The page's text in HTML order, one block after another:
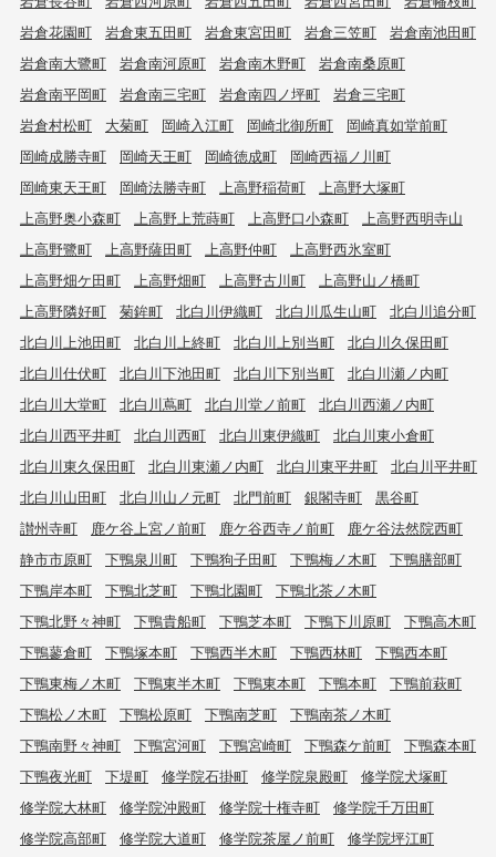
岩倉花園町
岩倉東五田町 岩倉東宮田町 岩倉三笠町
岩倉南池田町
岩倉南大鷺町
岩倉南河原町 岩倉南木野町
岩倉南桑原町
岩倉南平岡町
岩倉南三宅町 岩倉南四ノ坪町
岩倉三宅町
岩倉村松町
大菊町 岡崎入江町 岡崎北御所町
岡崎真如堂前町
岡崎成勝寺町
岡崎天王町 岡崎徳成町
岡崎西福ノ川町
岡崎東天王町
岡崎法勝寺町 上高野稲荷町
上高野大塚町
上高野奥小森町
上高野上荒蒔町 上高野口小森町
上高野西明寺山
上高野鷺町
上高野薩田町 上高野仲町
上高野西氷室町
上高野畑ケ田町
上高野畑町 上高野古川町
上高野山ノ橋町
上高野隣好町
菊鉾町 北白川伊織町 北白川瓜生山町
北白川追分町
北白川上池田町
北白川上終町 北白川上別当町
北白川久保田町
北白川仕伏町
北白川下池田町 北白川下別当町
北白川瀬ノ内町
北白川大堂町
北白川蔦町 北白川堂ノ前町
北白川西瀬ノ内町
北白川西平井町
北白川西町 北白川東伊織町
北白川東小倉町
北白川東久保田町
北白川東瀬ノ内町 北白川東平井町
北白川平井町
北白川山田町
北白川山ノ元町 北門前町 銀閣寺町
黒谷町
讃州寺町
鹿ケ谷上宮ノ前町 鹿ケ谷西寺ノ前町
鹿ケ谷法然院西町
静市市原町
下鴨泉川町 下鴨狗子田町 下鴨梅ノ木町
下鴨膳部町
下鴨岸本町
下鴨北芝町 下鴨北園町
下鴨北茶ノ木町
下鴨北野々神町
下鴨貴船町 下鴨芝本町 下鴨下川原町
下鴨高木町
下鴨蓼倉町
下鴨塚本町 下鴨西半木町 下鴨西林町
下鴨西本町
下鴨東梅ノ木町
下鴨東半木町 下鴨東本町 下鴨本町
下鴨前萩町
下鴨松ノ木町
下鴨松原町 下鴨南芝町
下鴨南茶ノ木町
下鴨南野々神町
下鴨宮河町 下鴨宮崎町 下鴨森ケ前町
下鴨森本町
下鴨夜光町
下堤町 修学院石掛町 修学院泉殿町
修学院犬塚町
修学院大林町
修学院沖殿町 修学院十権寺町
修学院千万田町
修学院高部町
修学院大道町 修学院茶屋ノ前町
修学院坪江町